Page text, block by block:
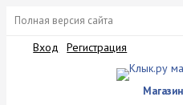
Полная версия сайта
Вход Регистрация